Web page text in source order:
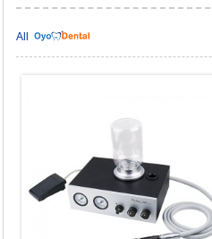
All